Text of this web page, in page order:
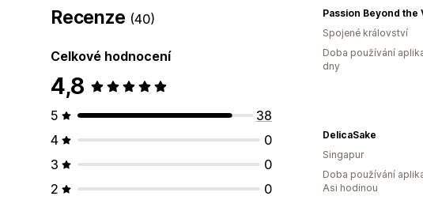
Recenze (40)
Celkové hodnocení
4,8
5
38
4
0
3
0
2
0
Passion Beyond the
Spojené království
Doba používání
dny
DelicaSake
Singapur
Doba používání
Asi hodinou